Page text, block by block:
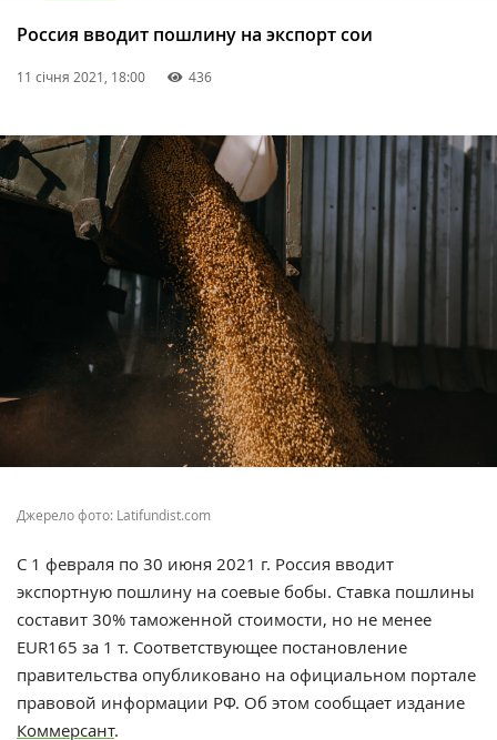
Россия вводит пошлину на экспорт сои
11 січня 2021, 18:00 436
Джерело фото: Latifundist.com
С 1 февраля по 30 июня 2021 г. Россия вводит
экспортную пошлину на соевые бобы. Ставка пошлины
составит 30% таможенной стоимости, но не менее
EUR165 за 1 т. Соответствующее постановление
правительства опубликовано на официальном портале
правовой информации РФ. Об этом сообщает издание
Коммерсант.